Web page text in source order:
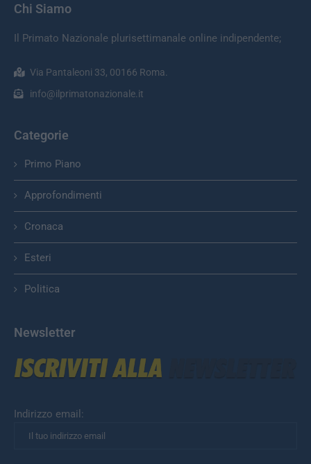
Chi Siamo
Il Primato Nazionale plurisettimanale online indipendente;
Via Pantaleoni 33, 00166 Roma.
info@ilprimatonazionale.it
Categorie
Primo Piano
Approfondimenti
Cronaca
Esteri
Politica
Newsletter
Indirizzo email: